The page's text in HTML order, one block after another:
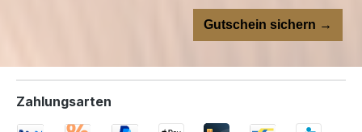
Gutschein sichern →
Zahlungsarten